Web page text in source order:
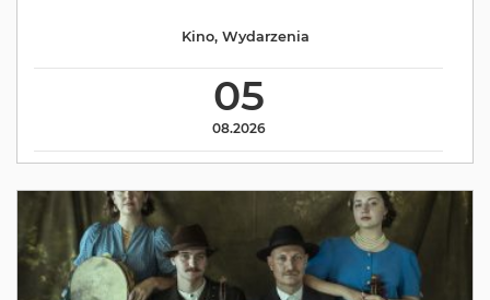
05
08.2026
Kino, Wydarzenia